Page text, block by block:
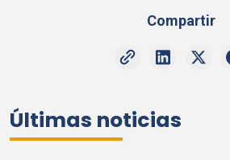
Compartir
Últimas noticias